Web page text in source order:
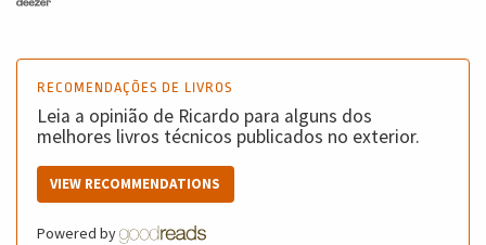
RECOMENDAÇÕES DE LIVROS
Leia a opinião de Ricardo para alguns dos
melhores livros técnicos publicados no exterior.
VIEW RECOMMENDATIONS
Powered by